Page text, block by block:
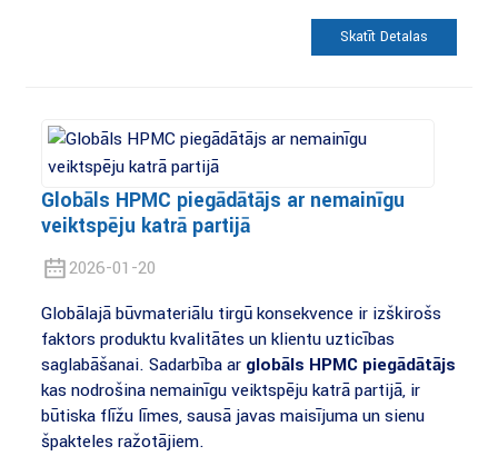
Skatīt Detaļas
Globāls HPMC piegādātājs ar nemainīgu
veiktspēju katrā partijā
2026-01-20
Globālajā būvmateriālu tirgū konsekvence ir izšķirošs
faktors produktu kvalitātes un klientu uzticības
saglabāšanai. Sadarbība ar globāls HPMC piegādātājs
kas nodrošina nemainīgu veiktspēju katrā partijā, ir
būtiska flīžu līmes, sausā javas maisījuma un sienu
špakteles ražotājiem.